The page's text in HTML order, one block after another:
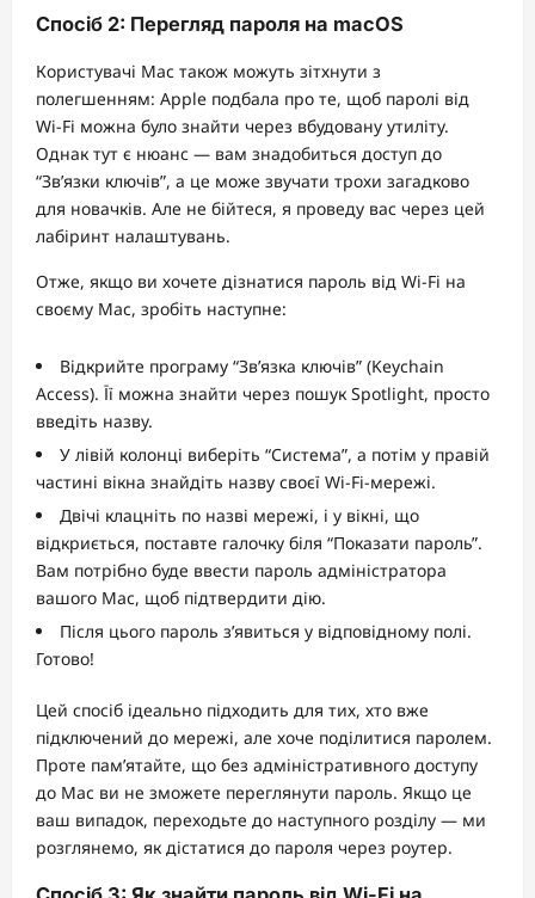
Спосіб 2: Перегляд пароля на macOS
Користувачі Mac також можуть зітхнути з
полегшенням: Apple подбала про те, щоб паролі від
Wi-Fi можна було знайти через вбудовану утиліту.
Однак тут є нюанс — вам знадобиться доступ до
“Зв’язки ключів”, а це може звучати трохи загадково
для новачків. Але не бійтеся, я проведу вас через цей
лабіринт налаштувань.
Отже, якщо ви хочете дізнатися пароль від Wi-Fi на
своєму Mac, зробіть наступне:
Відкрийте програму “Зв’язка ключів” (Keychain
Access). Її можна знайти через пошук Spotlight, просто
введіть назву.
У лівій колонці виберіть “Система”, а потім у правій
частині вікна знайдіть назву своєї Wi-Fi-мережі.
Двічі клацніть по назві мережі, і у вікні, що
відкриється, поставте галочку біля “Показати пароль”.
Вам потрібно буде ввести пароль адміністратора
вашого Mac, щоб підтвердити дію.
Після цього пароль з’явиться у відповідному полі.
Готово!
Цей спосіб ідеально підходить для тих, хто вже
підключений до мережі, але хоче поділитися паролем.
Проте пам’ятайте, що без адміністративного доступу
до Mac ви не зможете переглянути пароль. Якщо це
ваш випадок, переходьте до наступного розділу — ми
розглянемо, як дістатися до пароля через роутер.